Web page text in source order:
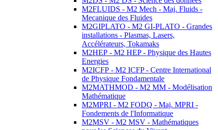
M2FLUIDS - M2 Mech - Maj. Fluids -
Mecanique des Fluides
M2GIPLATO - M2 GI-PLATO - Grandes
installations - Plasmas, Lasers,
Accélérateurs, Tokamaks
M2HEP - M2 HEP - Physique des Hautes
Energies
M2ICFP - M2 ICFP - Centre International
de Physique Fondamentale
M2MATHMOD - M2 MM - Modélisation
Mathématique
M2MPRI - M2 FODQ - Maj. MPRI -
Fondements de l'Informatique
M2MSV - M2 MSV - Mathématiques